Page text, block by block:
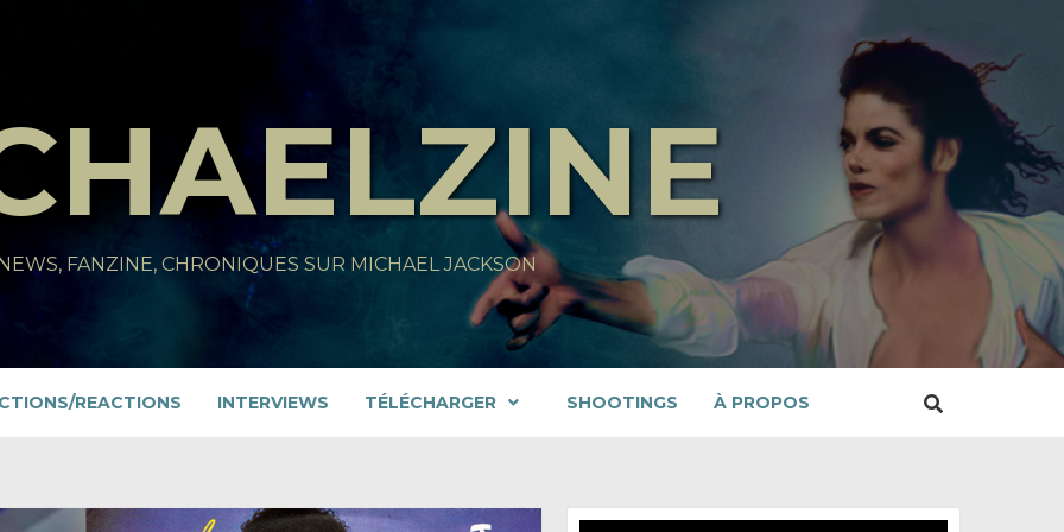
FANZINE, CHRONIQUES SUR MICHAEL JACKSON
REACTIONS INTERVIEWS TÉLÉCHARGER SHOOTINGS À PROPOS